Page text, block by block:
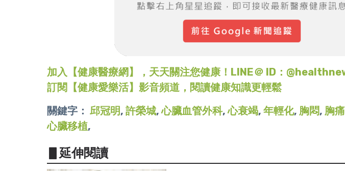
加入【健康醫療網】，天天關注您健康！LINE＠ ID：
訂閱【健康愛樂活】影音頻道，閱讀健康知識更輕鬆
關鍵字： 邱冠明, 許榮城,心臟血管外科,心衰竭, 年輕化, 胸悶, 胸痛
心臟移植,
▋延伸閱讀